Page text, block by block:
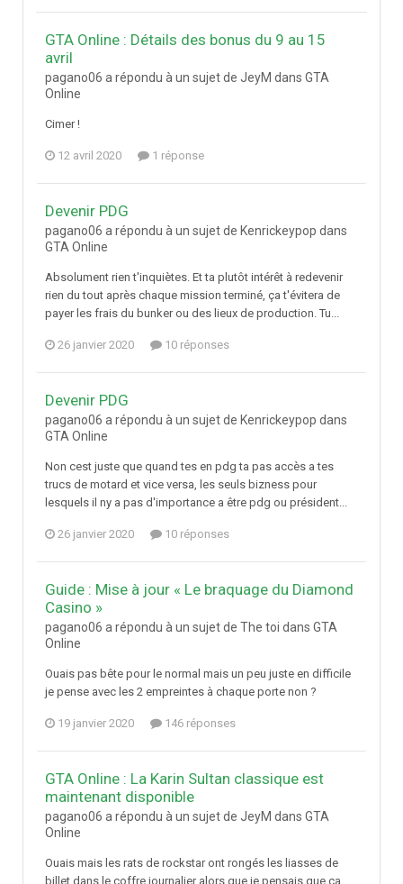
GTA Online : Détails des bonus du 9 au 15
avril
pagano06 a répondu à un sujet de JeyM dans GTA
Online
Cimer !
12 avril 2020 1 réponse
Devenir PDG
pagano06 a répondu à un sujet de Kenrickeypop dans
GTA Online
Absolument rien t'inquiètes. Et ta plutôt intérêt à redevenir
rien du tout après chaque mission terminé, ça t'évitera de
payer les frais du bunker ou des lieux de production. Tu...
26 janvier 2020 10 réponses
Devenir PDG
pagano06 a répondu à un sujet de Kenrickeypop dans
GTA Online
Non cest juste que quand tes en pdg ta pas accès a tes
trucs de motard et vice versa, les seuls bizness pour
lesquels il ny a pas d'importance a être pdg ou président...
26 janvier 2020 10 réponses
Guide : Mise à jour « Le braquage du Diamond
Casino »
pagano06 a répondu à un sujet de The toi dans GTA
Online
Ouais pas bête pour le normal mais un peu juste en difficile
je pense avec les 2 empreintes à chaque porte non ?
19 janvier 2020 146 réponses
GTA Online : La Karin Sultan classique est
maintenant disponible
pagano06 a répondu à un sujet de JeyM dans GTA
Online
Ouais mais les rats de rockstar ont rongés les liasses de
billet dans le coffre journalier alors que je pensais que ça